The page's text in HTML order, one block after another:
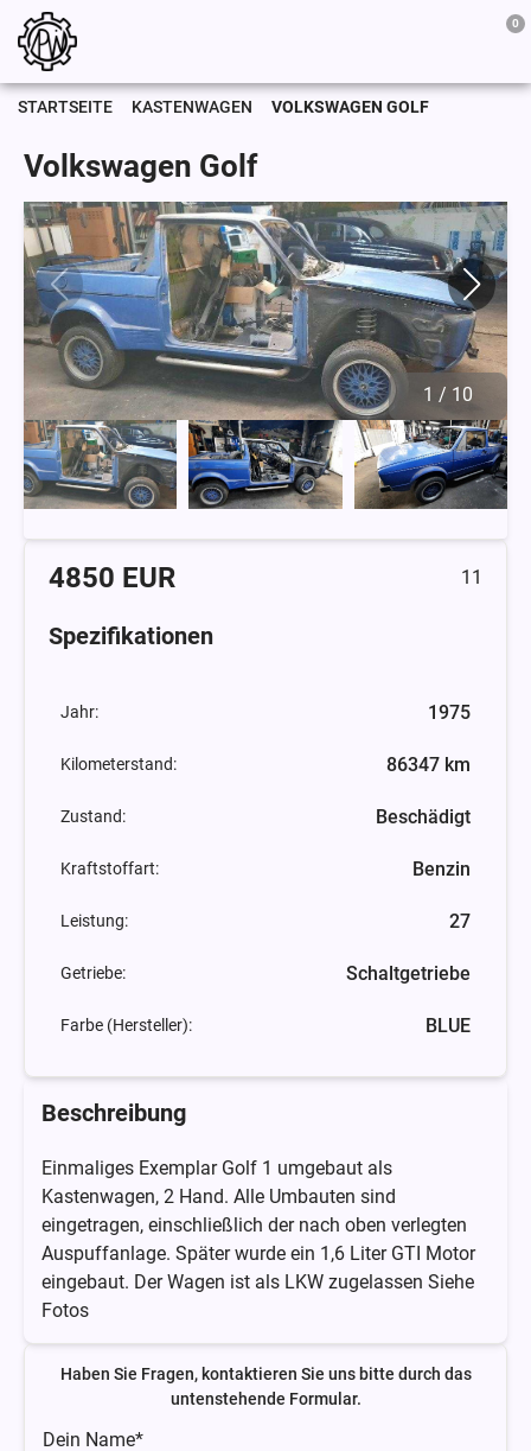
0
STARTSEITE KASTENWAGEN VOLKSWAGEN GOLF
Volkswagen Golf
1 / 10
4850 EUR 11
Spezifikationen
Jahr: 1975
Kilometerstand: 86347 km
Zustand: Beschädigt
Kraftstoffart: Benzin
Leistung: 27
Getriebe: Schaltgetriebe
Farbe (Hersteller): BLUE
Beschreibung
Einmaliges Exemplar Golf 1 umgebaut als
Kastenwagen, 2 Hand. Alle Umbauten sind
eingetragen, einschließlich der nach oben verlegten
Auspuffanlage. Später wurde ein 1,6 Liter GTI Motor
eingebaut. Der Wagen ist als LKW zugelassen Siehe
Fotos
Haben Sie Fragen, kontaktieren Sie uns bitte durch das
untenstehende Formular.
Dein Name*